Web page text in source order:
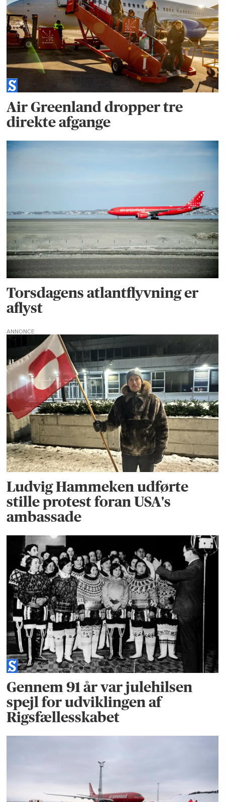
Air Greenland dropper tre
direkte afgange
Torsdagens atlantflyvning er
aflyst
ANNONCE
Ludvig Hammeken udførte
stille protest foran USA's
ambassade
Gennem 91 år var julehilsen
spejl for udviklingen af
Rigsfællesskabet